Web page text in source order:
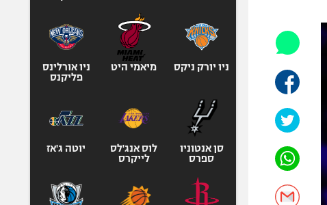
אופניים
ספורט מוטורי
כדורמים
בייסבול MLB
ספורט אתגרי
אומנויות לחימה
ניו יורק ניקס מיאמי היט
ניו אורלינס
פליקנס
סן אנטוניו
ספרס
לוס אנג'לס
לייקרס
יוטה ג'אז